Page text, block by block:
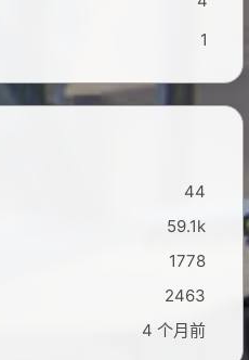
1
44
59.1k
1778
2463
4 个月前